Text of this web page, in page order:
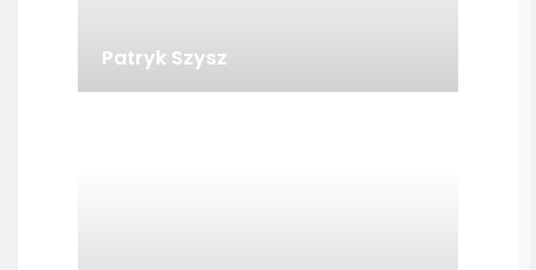
Patryk Szysz